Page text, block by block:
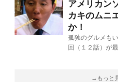
アメリカン
カキのムニ
か！
孤独のグルメも
回（１２話）が
→もっと